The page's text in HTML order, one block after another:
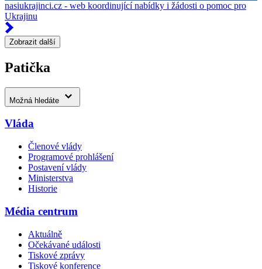
nasiukrajinci.cz - web koordinující nabídky i žádosti o pomoc pro
Ukrajinu
Zobrazit další
Patička
Možná hledáte
Vláda
Členové vlády
Programové prohlášení
Postavení vlády
Ministerstva
Historie
Média centrum
Aktuálně
Očekávané události
Tiskové zprávy
Tiskové konference